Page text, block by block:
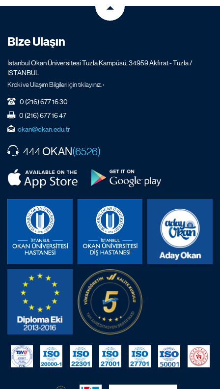
Bize Ulaşın
İstanbul Okan Üniversitesi Tuzla Kampüsü, 34959 Akfırat - Tuzla /
İSTANBUL
Kroki ve Ulaşım Bilgileri için tıklayınız. ›
0 (216) 677 16 30
0 (216) 677 16 47
okan@okan.edu.tr
444OKAN(6526)